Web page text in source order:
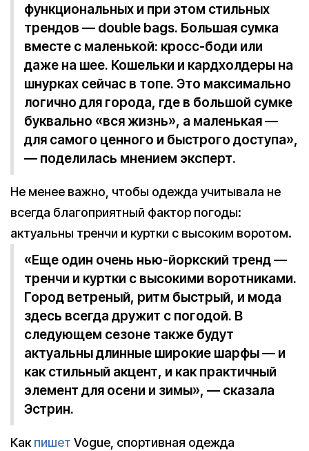
функциональных и при этом стильных
трендов — double bags. Большая сумка
вместе с маленькой: кросс-боди или
даже на шее. Кошельки и кардхолдеры на
шнурках сейчас в топе. Это максимально
логично для города, где в большой сумке
буквально «вся жизнь», а маленькая —
для самого ценного и быстрого доступа»,
— поделилась мнением эксперт.
Не менее важно, чтобы одежда учитывала не
всегда благоприятный фактор погоды:
актуальны тренчи и куртки с высоким воротом.
«Еще один очень нью-йоркский тренд —
тренчи и куртки с высокими воротниками.
Город ветреный, ритм быстрый, и мода
здесь всегда дружит с погодой. В
следующем сезоне также будут
актуальны длинные широкие шарфы — и
как стильный акцент, и как практичный
элемент для осени и зимы», — сказала
Эстрин.
Какпишет Vogue, спортивная одежда